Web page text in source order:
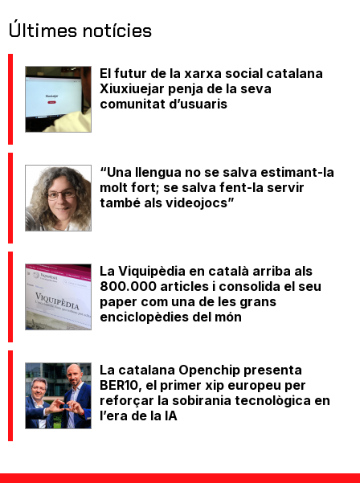
Últimes notícies
El futur de la xarxa social catalana
Xiuxiuejar penja de la seva
comunitat d’usuaris
“Una llengua no se salva estimant-la
molt fort; se salva fent-la servir
també als videojocs”
La Viquipèdia en català arriba als
800.000 articles i consolida el seu
paper com una de les grans
enciclopèdies del món
La catalana Openchip presenta
BER10, el primer xip europeu per
reforçar la sobirania tecnològica en
l’era de la IA